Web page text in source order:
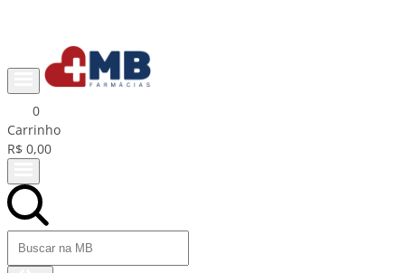
0
Carrinho
R$ 0,00